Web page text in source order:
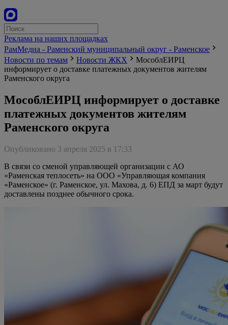
Реклама на наших площадках
РамМедиа - Раменский муниципальный округ - Раменское
Новости по темам
Новости ЖКХ
МособлЕИРЦ
информирует о доставке платежных документов жителям
Раменского округа
МособлЕИРЦ информирует о доставке
платежных документов жителям
Раменского округа
Опубликовано 3 апреля 2025 в 17:33
В связи со сменой управляющей организации с АО
«Раменская теплосеть» на ООО «Управляющая компания
«Раменское» (г. Раменское, ул. Махова, д. 6) ЕПД за март будут
доставлены позднее обычного срока.